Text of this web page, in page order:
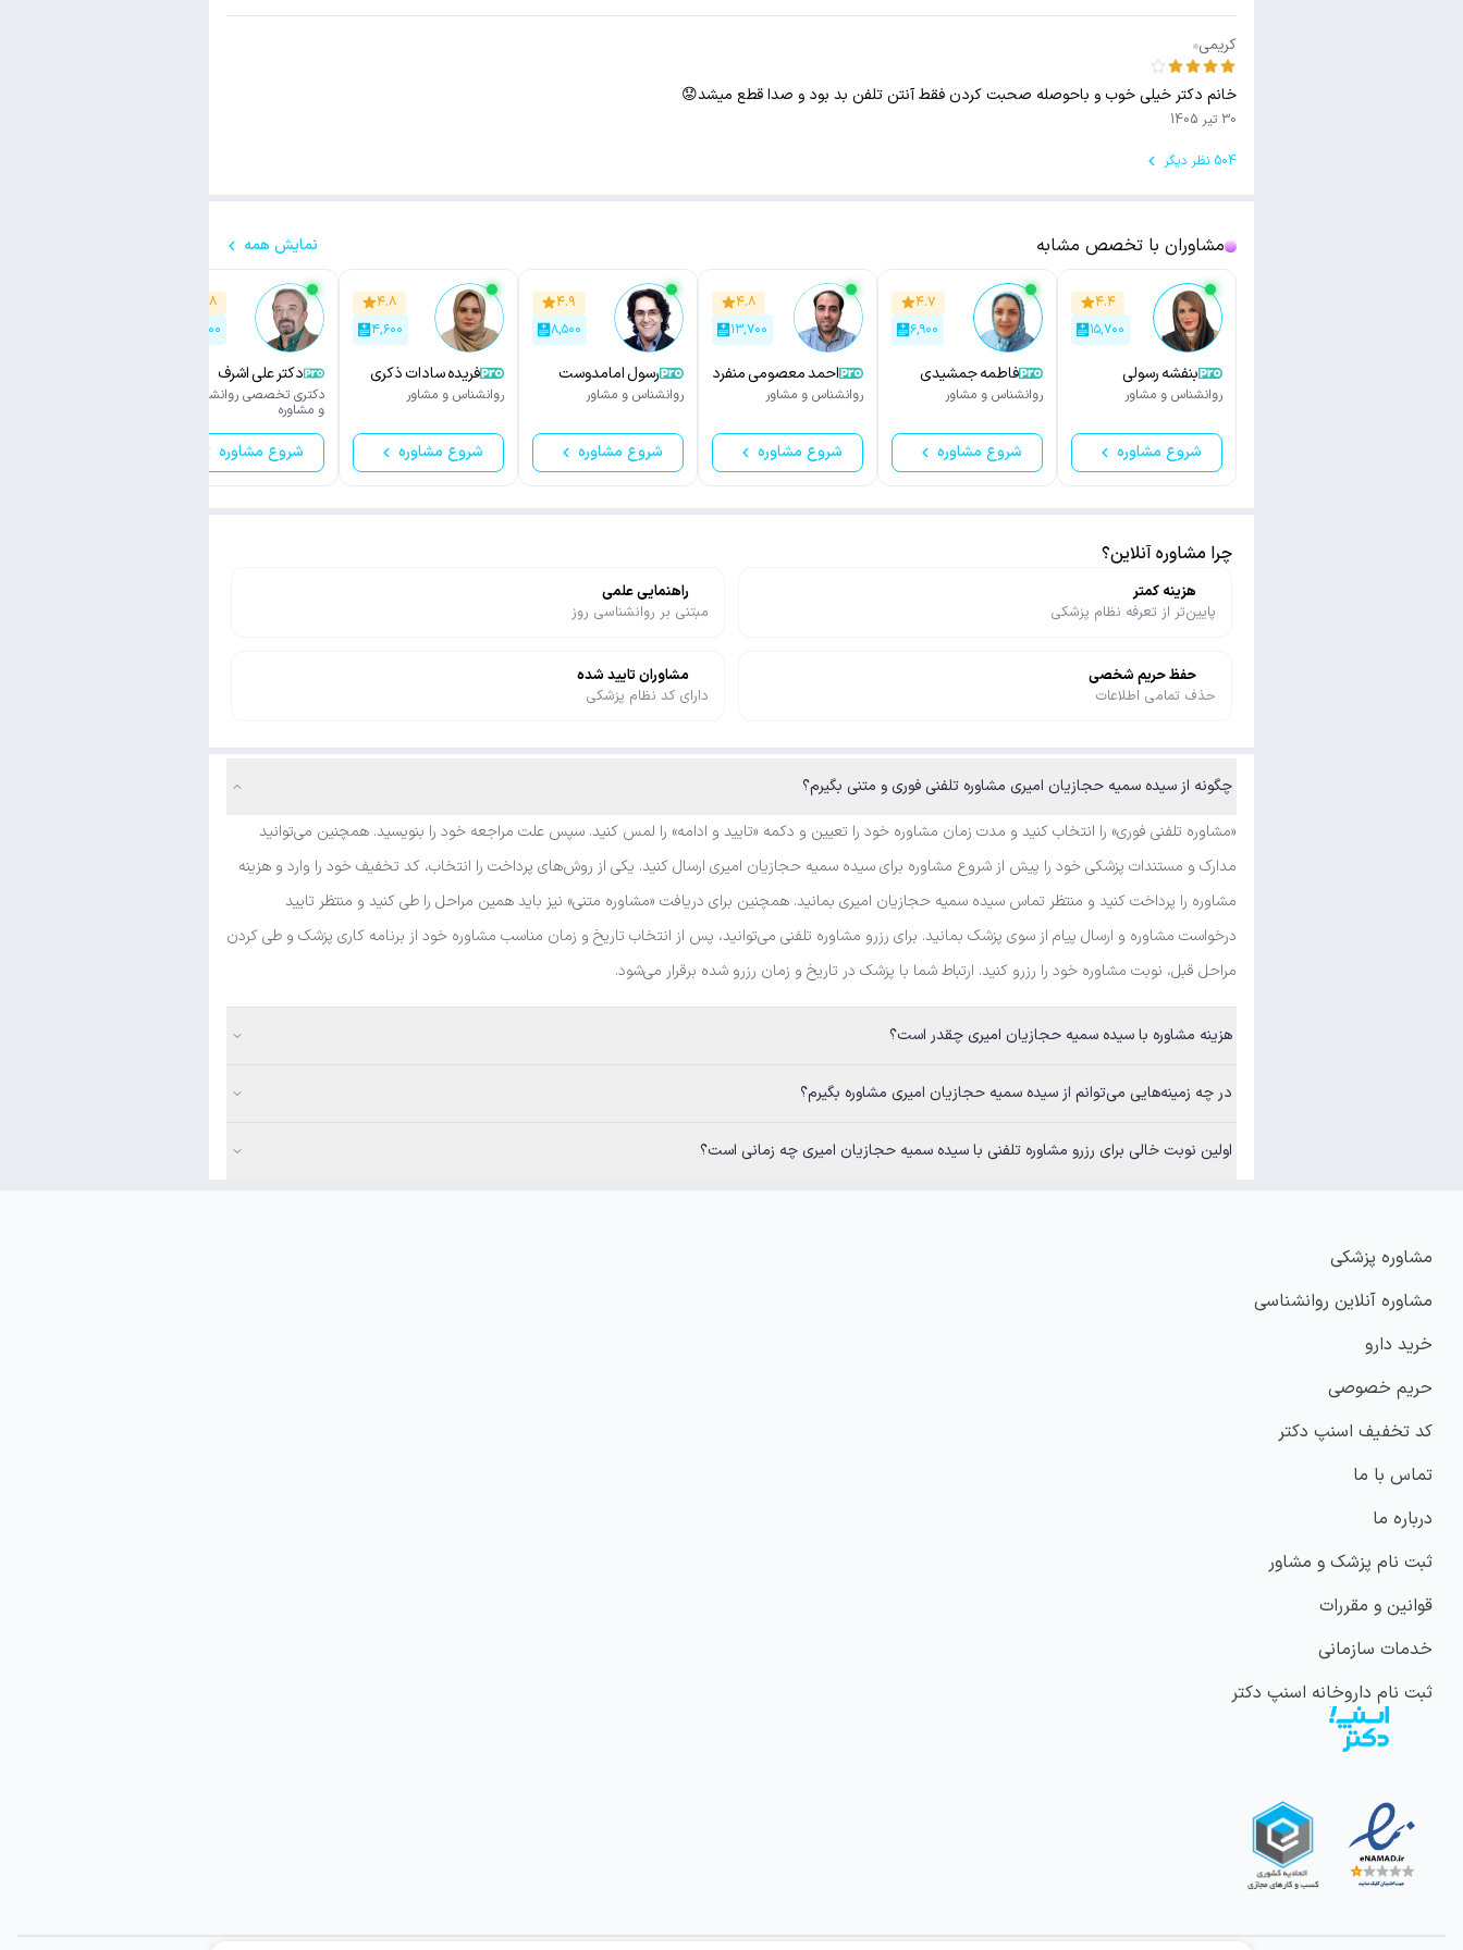
کریمی
خانم دکتر خیلی خوب و باحوصله صحبت کردن فقط آنتن تلفن بد بود و صدا قطع میشد😟
30 تیر 1405
504 نظر دیگر
مشاوران با تخصص مشابه نمایش همه
۴.۴
۱۵,۷۰۰
بنفشه رسولی
روانشناس و مشاور
شروع مشاوره
۴.۷
۶,۹۰۰
فاطمه جمشیدی
روانشناس و مشاور
شروع مشاوره
۴.۸
۱۳,۷۰۰
احمد معصومی منفرد
روانشناس و مشاور
شروع مشاوره
۴.۹
۸,۵۰۰
رسول امامدوست
روانشناس و مشاور
شروع مشاوره
۴.۸
۴,۶۰۰
فریده سادات ذکری
روانشناس و مشاور
شروع مشاوره
۴.۸
۴,۱۰۰
دکتر علی اشرف
نورمحمدی
دکتری تخصصی روانشناسی
و مشاوره
شروع مشاوره
چرا مشاوره آنلاین؟
هزینه کمتر
پایین‌تر از تعرفه نظام پزشکی
راهنمایی علمی
مبتنی بر روانشناسی روز
حفظ حریم شخصی
حذف تمامی اطلاعات
مشاوران تایید شده
دارای کد نظام پزشکی
چگونه از سیده سمیه حجازیان امیری مشاوره تلفنی فوری و متنی بگیرم؟
«مشاوره تلفنی فوری» را انتخاب کنید و مدت زمان مشاوره خود را تعیین و دکمه «تایید و ادامه» را لمس کنید. سپس علت مراجعه خود را بنویسید. همچنین می‌توانید
مدارک و مستندات پزشکی خود را پیش از شروع مشاوره برای سیده سمیه حجازیان امیری ارسال کنید. یکی از روش‌های پرداخت را انتخاب، کد تخفیف خود را وارد و هزینه
مشاوره را پرداخت کنید و منتظر تماس سیده سمیه حجازیان امیری بمانید. همچنین برای دریافت «مشاوره متنی» نیز باید همین مراحل را طی کنید و منتظر تایید
درخواست مشاوره و ارسال پیام از سوی پزشک بمانید. برای رزرو مشاوره تلفنی می‌توانید، پس از انتخاب تاریخ و زمان مناسب مشاوره خود از برنامه کاری پزشک و طی کردن
مراحل قبل، نوبت مشاوره خود را رزرو کنید. ارتباط شما با پزشک در تاریخ و زمان رزرو شده برقرار می‌شود.
هزینه مشاوره با سیده سمیه حجازیان امیری چقدر است؟
در چه زمینه‌هایی می‌توانم از سیده سمیه حجازیان امیری مشاوره بگیرم؟
اولین نوبت خالی برای رزرو مشاوره تلفنی با سیده سمیه حجازیان امیری چه زمانی است؟
مشاوره پزشکی
مشاوره آنلاین روانشناسی
خرید دارو
حریم خصوصی
کد تخفیف اسنپ دکتر
تماس با ما
درباره ما
ثبت نام پزشک و مشاور
قوانین و مقررات
خدمات سازمانی
ثبت نام داروخانه اسنپ دکتر